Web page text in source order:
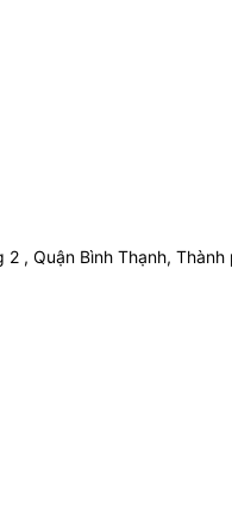
, Quận Bình Thạnh, Thành